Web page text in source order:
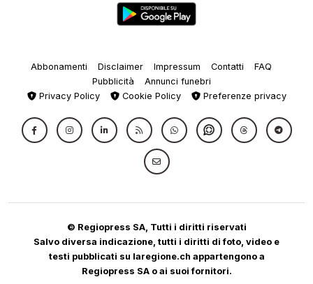
Abbonamenti Disclaimer Impressum Contatti
FAQ
Pubblicità
Annunci funebri
Privacy Policy
Cookie Policy Preferenze privacy
© Regiopress SA, Tutti i diritti riservati
Salvo diversa indicazione, tutti i diritti di foto, video e
testi pubblicati su laregione.ch appartengono a
Regiopress SA o ai suoi fornitori.